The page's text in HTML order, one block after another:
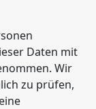
Daten mit
Wir
zu prüfen,